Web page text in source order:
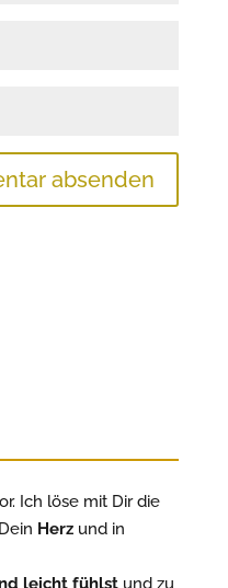
Ich löse mit Dir die
Herzund in
leicht fühlstund zu